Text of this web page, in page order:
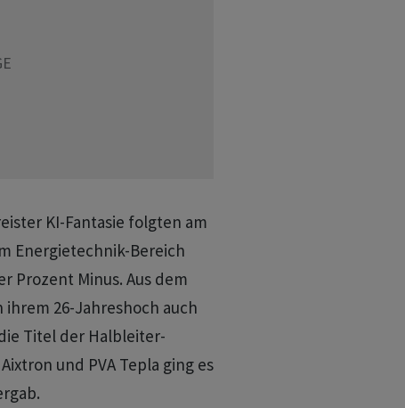
KI-Fantasie folgten am
Energietechnik-Bereich
Prozent Minus. Aus dem
26-Jahreshoch auch
Titel der Halbleiter-
und PVA Tepla ging es